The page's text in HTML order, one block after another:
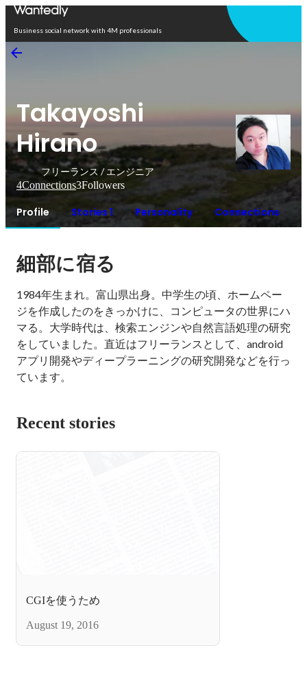
Business social network with 4M professionals
Takayoshi
Hirano
フリーランス / エンジニア
4Connections3Followers
Profile Stories 1 Personality Connections
細部に宿る
1984年生まれ。富山県出身。中学生の頃、ホームペー
ジを作成したのをきっかけに、コンピュータの世界にハ
マる。大学時代は、検索エンジンや自然言語処理の研究
をしていました。直近はフリーランスとして、android
アプリ開発やディープラーニングの研究開発などを行っ
ています。
Recent stories
CGIを使うため
August 19, 2016